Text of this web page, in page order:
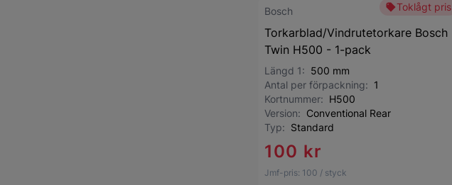
Toklågt pris
Bosch
Torkarblad/Vindrutetorkare Bosch
Twin H500 - 1-pack
Längd 1: 500 mm
Antal per förpackning: 1
Kortnummer: H500
Version: Conventional Rear
Typ: Standard
100 kr
Jmf-pris: 100 / styck